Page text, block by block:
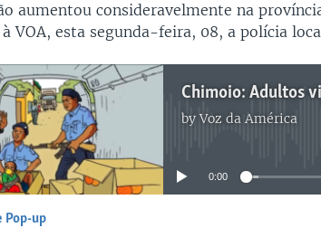
aumentou consideravelmente na
VOA, esta segunda-feira, 08, a polícia
byVoz da América
No media source currently
0:00
Pop-up